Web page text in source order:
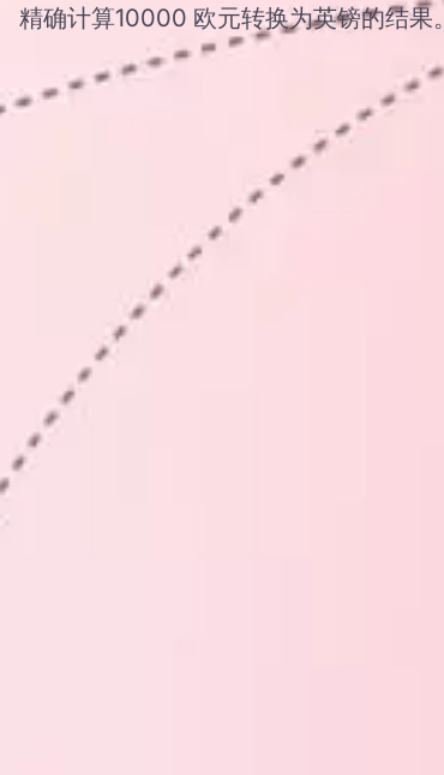
精确计算10000 欧元转换为英镑的结果。